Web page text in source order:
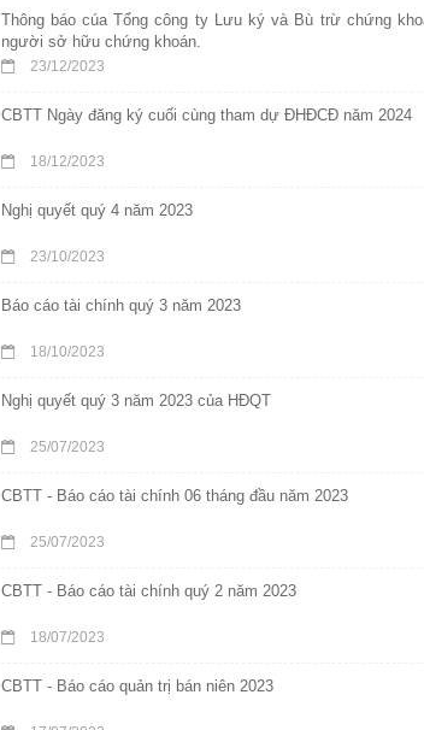
Thông báo cúa Tổng công ty Lưu ký và Bù trừ chứng
người sở hữu chứng khoán.
23/12/2023
CBTT Ngày đăng ký cuối cùng tham dự ĐHĐCĐ năm 2024
18/12/2023
Nghị quyết quý 4 năm 2023
23/10/2023
Báo cáo tài chính quý 3 năm 2023
18/10/2023
Nghị quyết quý 3 năm 2023 của HĐQT
25/07/2023
CBTT - Báo cáo tài chính 06 tháng đầu năm 2023
25/07/2023
CBTT - Báo cáo tài chính quý 2 năm 2023
18/07/2023
CBTT - Báo cáo quản trị bán niên 2023